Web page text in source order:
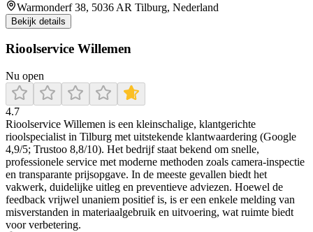
Warmonderf 38, 5036 AR Tilburg, Nederland
Bekijk details
Rioolservice Willemen
Nu open
4.7
Rioolservice Willemen is een kleinschalige, klantgerichte
rioolspecialist in Tilburg met uitstekende klantwaardering (Google
4,9/5; Trustoo 8,8/10). Het bedrijf staat bekend om snelle,
professionele service met moderne methoden zoals camera-inspectie
en transparante prijsopgave. In de meeste gevallen biedt het
vakwerk, duidelijke uitleg en preventieve adviezen. Hoewel de
feedback vrijwel unaniem positief is, is er een enkele melding van
misverstanden in materiaalgebruik en uitvoering, wat ruimte biedt
voor verbetering.